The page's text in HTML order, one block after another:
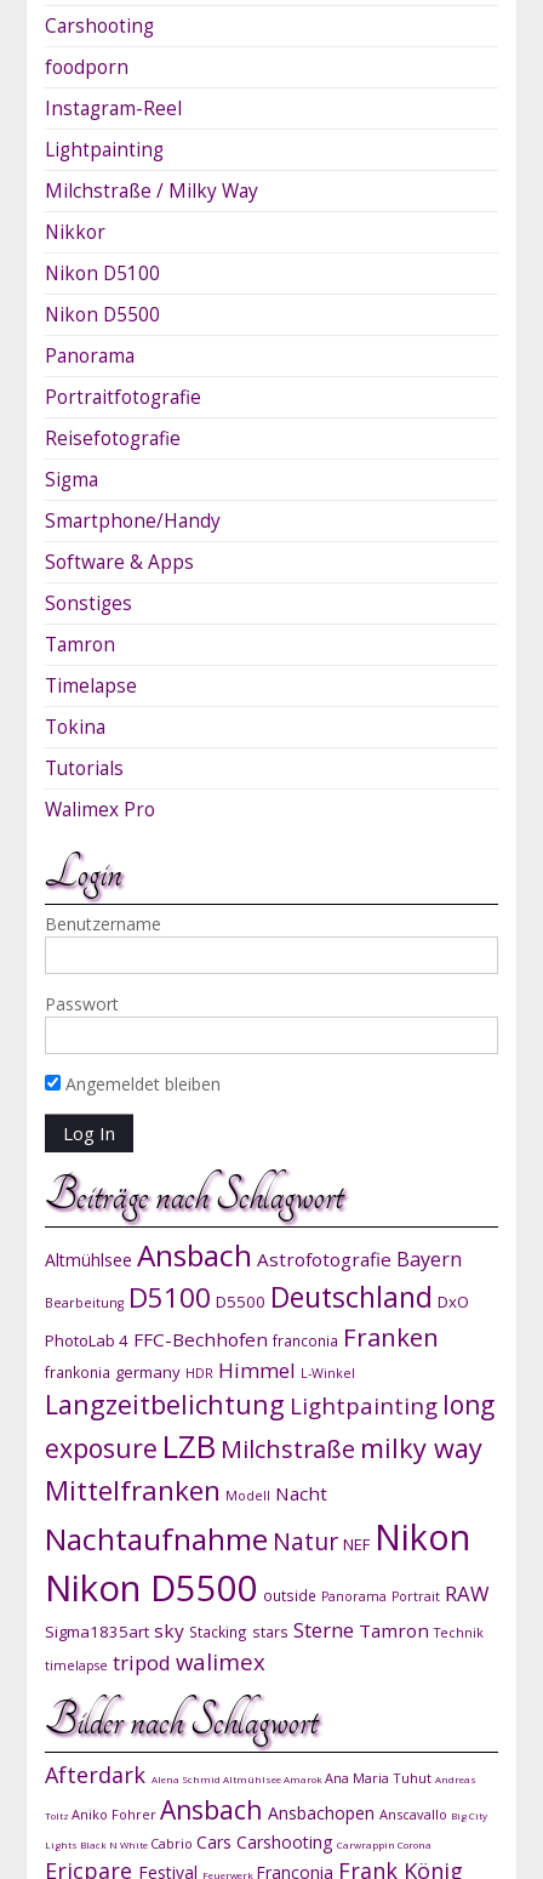
Carshooting
foodporn
Instagram-Reel
Lightpainting
Milchstraße / Milky Way
Nikkor
Nikon D5100
Nikon D5500
Panorama
Portraitfotografie
Reisefotografie
Sigma
Smartphone/Handy
Software & Apps
Sonstiges
Tamron
Timelapse
Tokina
Tutorials
Walimex Pro
Login
Benutzername
Passwort
Angemeldet bleiben
Beiträge nach Schlagwort
Altmühlsee Ansbach Astrofotografie Bayern
Bearbeitung D5100 D5500 Deutschland DxO
PhotoLab 4 FFC-Bechhofen franconia Franken
frankonia germany HDR Himmel L-Winkel
Langzeitbelichtung Lightpainting long
exposure LZB Milchstraße milky way
Mittelfranken Modell Nacht
Nachtaufnahme Natur NEF Nikon
Nikon D5500 outside Panorama Portrait RAW
Sigma1835art sky Stacking stars Sterne Tamron Technik
timelapse tripod walimex
Bilder nach Schlagwort
Afterdark Alena Schmid AltmühlseeAmarokAna Maria Tuhut Andreas
Toltz Aniko Fohrer Ansbach Ansbachopen Anscavallo Big City
Lights Black N White Cabrio Cars Carshooting Carwrappin Corona
Ericpare Festival Feuerwerk Franconia Frank König